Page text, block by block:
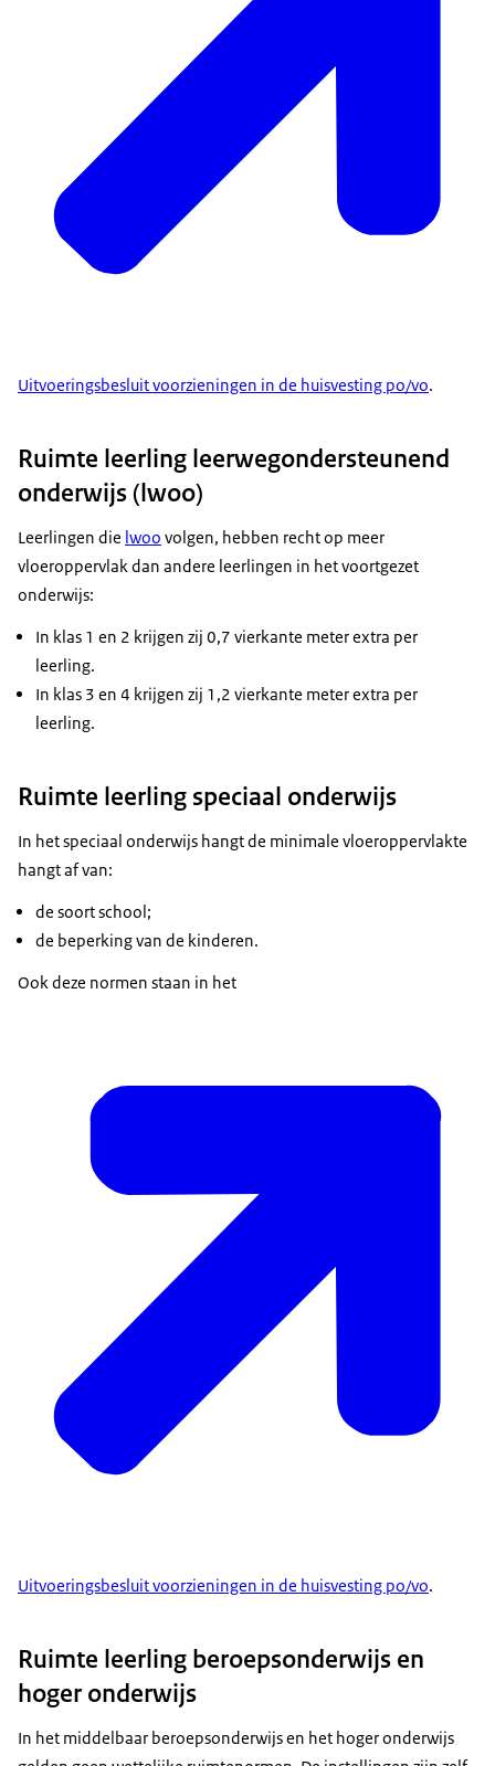
Uitvoeringsbesluit voorzieningen in de huisvesting po/vo.
Ruimte leerling leerwegondersteunend
onderwijs (lwoo)
Leerlingen die lwoo volgen, hebben recht op meer
vloeroppervlak dan andere leerlingen in het voortgezet
onderwijs:
In klas 1 en 2 krijgen zij 0,7 vierkante meter extra per
leerling.
In klas 3 en 4 krijgen zij 1,2 vierkante meter extra per
leerling.
Ruimte leerling speciaal onderwijs
In het speciaal onderwijs hangt de minimale vloeroppervlakte
hangt af van:
de soort school;
de beperking van de kinderen.
Ook deze normen staan in het
Uitvoeringsbesluit voorzieningen in de huisvesting po/vo.
Ruimte leerling beroepsonderwijs en
hoger onderwijs
In het middelbaar beroepsonderwijs en het hoger onderwijs